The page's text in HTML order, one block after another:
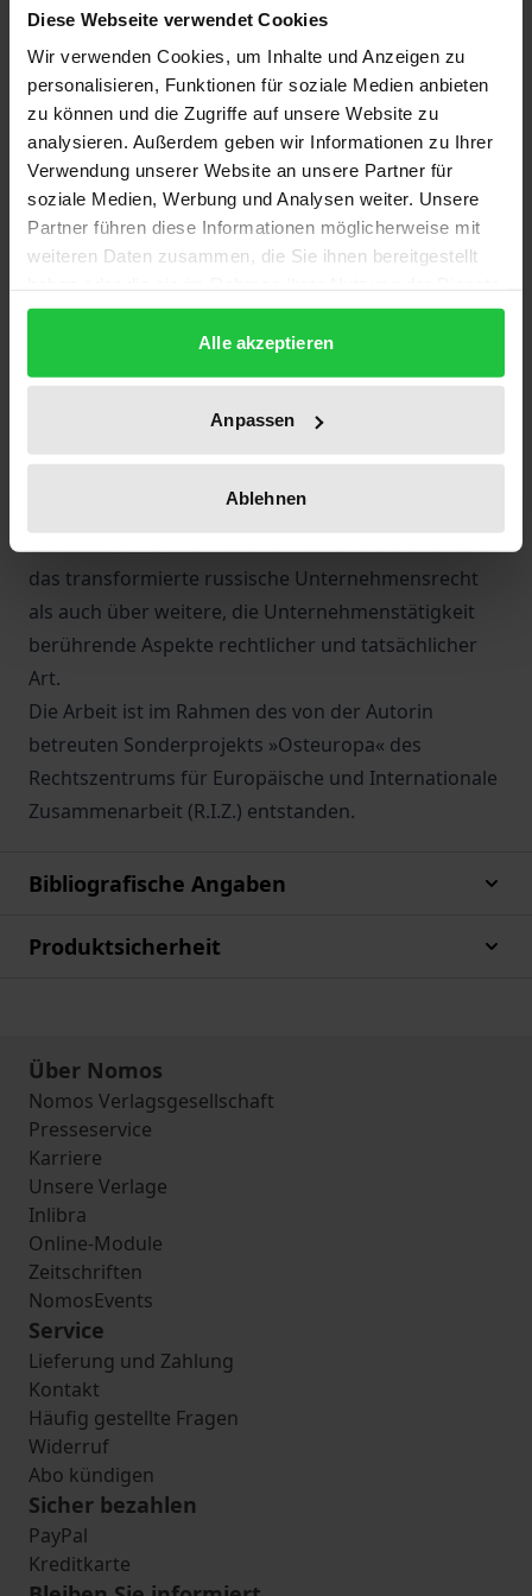
Diese Webseite verwendet Cookies
Wir verwenden Cookies, um Inhalte und Anzeigen zu
personalisieren, Funktionen für soziale Medien anbieten
zu können und die Zugriffe auf unsere Website zu
analysieren. Außerdem geben wir Informationen zu Ihrer
Verwendung unserer Website an unsere Partner für
soziale Medien, Werbung und Analysen weiter. Unsere
Partner führen diese Informationen möglicherweise mit
weiteren Daten zusammen, die Sie ihnen bereitgestellt
gesammelt haben.
Alle akzeptieren
Anpassen
Ablehnen
Kernstück des Transformationsprozesses in
Russland ist die Privatisierung, und zwar in einem
doppelten Sinn, nämlich die Einführung der
Privatautonomie im Rahmen der Bildung einer
neuen Privat- und Wirtschaftsrechtsordnung sowie
die Überführung des sozialistischen Eigentums in
Privateigentum.
Hieran anknüpfend befasst sich die Arbeit mit der
fortgeschritten oder in seiner Umsetzung hinter den
Zielsetzungen zurückgeblieben. Im Vordergrund
stehen dabei die Normbestände im Bereich eines
weit verstandenen Unternehmensrechts als Teil
Gegebenheiten gestellt werden.
Der Leser erhält damit sowohl einen Überblick über
das transformierte russische Unternehmensrecht
als auch über weitere, die Unternehmenstätigkeit
berührende Aspekte rechtlicher und tatsächlicher
Art.
Die Arbeit ist im Rahmen des von der Autorin
betreuten Sonderprojekts »Osteuropa« des
Rechtszentrums für Europäische und Internationale
Zusammenarbeit (R.I.Z.) entstanden.
Bibliografische Angaben
Produktsicherheit
Über Nomos
Nomos Verlagsgesellschaft
Presseservice
Karriere
Unsere Verlage
Inlibra
Online-Module
Zeitschriften
NomosEvents
Service
Lieferung und Zahlung
Kontakt
Häufig gestellte Fragen
Widerruf
Abo kündigen
Sicher bezahlen
PayPal
Kreditkarte